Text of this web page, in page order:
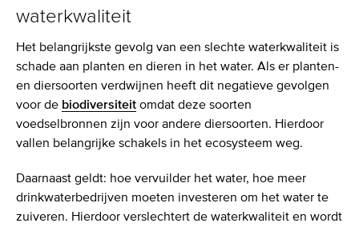
waterkwaliteit
Het belangrijkste gevolg van een slechte waterkwaliteit is
schade aan planten en dieren in het water. Als er planten-
en diersoorten verdwijnen heeft dit negatieve gevolgen
voor de biodiversiteit omdat deze soorten
voedselbronnen zijn voor andere diersoorten. Hierdoor
vallen belangrijke schakels in het ecosysteem weg.
Daarnaast geldt: hoe vervuilder het water, hoe meer
drinkwaterbedrijven moeten investeren om het water te
zuiveren. Hierdoor verslechtert de waterkwaliteit en wordt